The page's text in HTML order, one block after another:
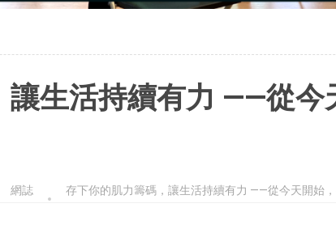
讓生活持續有力 ——從今
網誌 存下你的肌力籌碼，讓生活持續有力 ——從今天開始